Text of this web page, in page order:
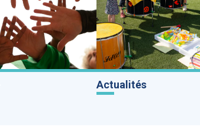
Actualités